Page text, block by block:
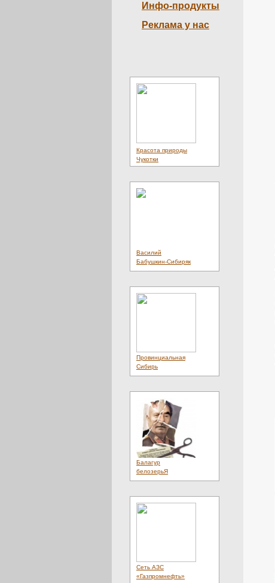
Инфо-продукты
Реклама у нас
Красота природы
Чукотки
Василий
Бабушкин-Сибиряк
Провинциальная
Сибирь
Балагур
белозерьЯ
Сеть АЗС
«Газпромнефть»